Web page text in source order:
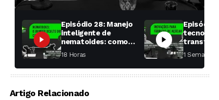
Episódio 28: Manejo
inteligente de
nematoides: como
aumentar a
produtividade das
soqueiras?
18 Horas ⁮
Episódio
fábricas
1 Semana ⁮
Artigo Relacionado